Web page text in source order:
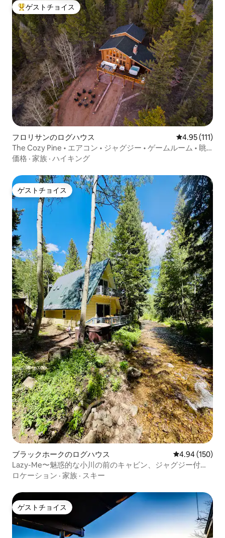
大好評のゲストチョイスです。
ゲストチョイス
フロリサンのログハウス レビュー111
4.95 (111)
The Cozy Pine • エアコン • ジャグジー • ゲームルーム • 眺
望
価格 · 家族 · ハイキング
ゲストチョイス
ゲストチョイス
ブラックホークのログハウス レビュー150
4.94 (150)
Lazy-Me〜魅惑的な小川の前のキャビン、ジャグジー付
き！
ロケーション · 家族 · スキー
ゲストチョイス
ゲストチョイス